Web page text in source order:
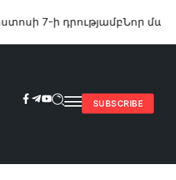
ի դրությամբՆոր
SUBSCRIBE